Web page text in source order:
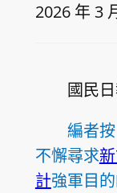
2026 年 3
國民
編者
不懈尋求
計強軍目